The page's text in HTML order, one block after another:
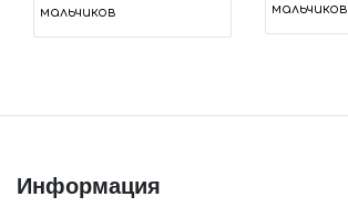
мальчиков
мальчиков
Информация